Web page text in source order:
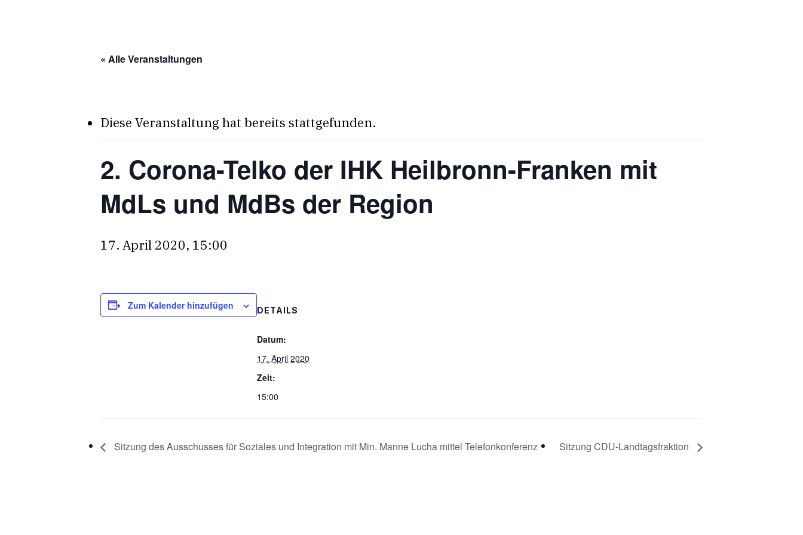
« Alle Veranstaltungen
Diese Veranstaltung hat bereits stattgefunden.
2. Corona-Telko der IHK Heilbronn-Franken mit
MdLs und MdBs der Region
17. April 2020, 15:00
Zum Kalender hinzufügen DETAILS
Datum:
17. April 2020
Zeit:
15:00
Sitzung des Ausschusses für Soziales und Integration mit Min. Manne Lucha mittel Telefonkonferenz Sitzung CDU-Landtagsfraktion